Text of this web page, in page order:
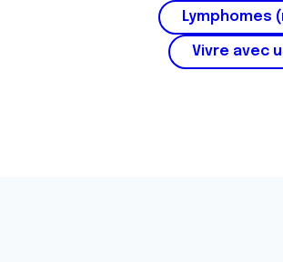
Lymphomes
Vivre avec